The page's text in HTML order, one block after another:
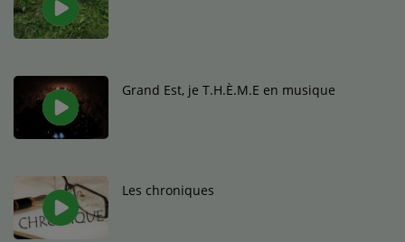
Contact
Grand Est, je T.H.È.M.E en musique
Les chroniques